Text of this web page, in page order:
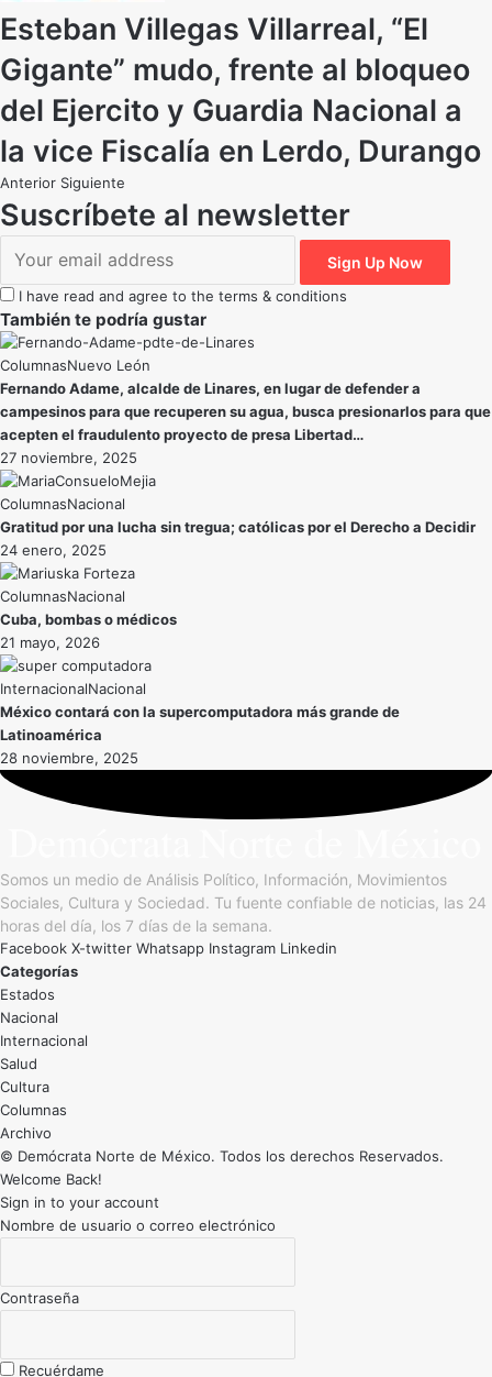
Esteban Villegas Villarreal, “El
Gigante” mudo, frente al bloqueo
del Ejercito y Guardia Nacional a
la vice Fiscalía en Lerdo, Durango
Anterior Siguiente
Suscríbete al newsletter
I have read and agree to the terms & conditions
También te podría gustar
Nuevo León
Fernando Adame, alcalde de Linares, en lugar de defender a
campesinos para que recuperen su agua, busca presionarlos para que
acepten el fraudulento proyecto de presa Libertad…
27 noviembre, 2025
Nacional
Gratitud por una lucha sin tregua; católicas por el Derecho a Decidir
24 enero, 2025
Nacional
Cuba, bombas o médicos
21 mayo, 2026
InternacionalNacional
México contará con la supercomputadora más grande de
Latinoamérica
28 noviembre, 2025
Somos un medio de Análisis Político, Información, Movimientos
Sociales, Cultura y Sociedad. Tu fuente confiable de noticias, las 24
horas del día, los 7 días de la semana.
Facebook X-twitter Whatsapp Instagram Linkedin
Categorías
Estados
Nacional
Internacional
Salud
Cultura
Archivo
© Demócrata Norte de México. Todos los derechos Reservados.
Welcome Back!
Sign in to your account
Nombre de usuario o correo electrónico
Contraseña
Recuérdame